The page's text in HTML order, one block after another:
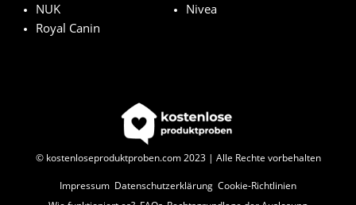
NUK
Nivea
Royal Canin
© kostenloseproduktproben.com 2023 | Alle Rechte vorbehalten
Impressum Datenschutzerklärung Cookie-Richtlinien